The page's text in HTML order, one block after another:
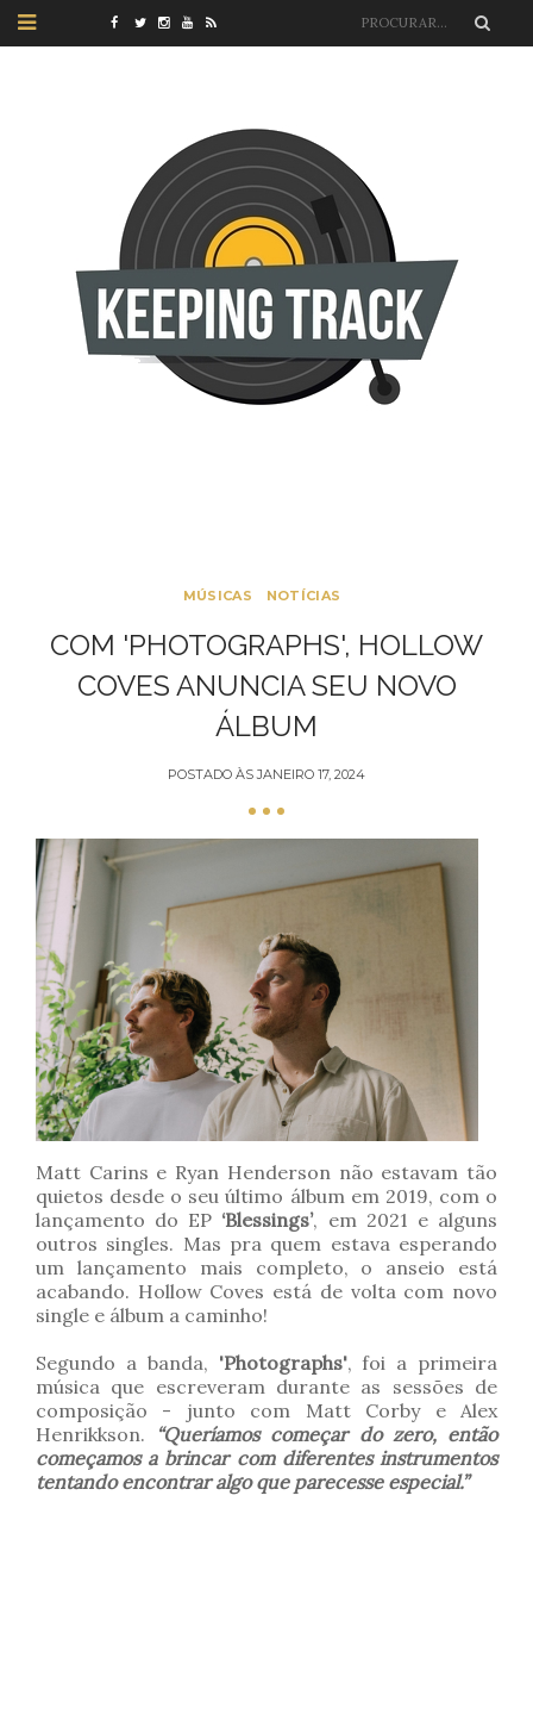
MÚSICAS NOTÍCIAS
COM 'PHOTOGRAPHS', HOLLOW
COVES ANUNCIA SEU NOVO
ÁLBUM
POSTADO ÀSJANEIRO 17, 2024
Matt Carins e Ryan Henderson não estavam tão
quietos desde o seu último álbum em 2019, com o
lançamento do EP ‘Blessings’, em 2021 e alguns
outros singles. Mas pra quem estava esperando
um lançamento mais completo, o anseio está
acabando. Hollow Coves está de volta com novo
single e álbum a caminho!
Segundo a banda, 'Photographs', foi a primeira
música que escreveram durante as sessões de
composição - junto com Matt Corby e Alex
Henrikkson.
“Queríamos começar do zero, então
começamos a brincar com diferentes instrumentos
tentando encontrar algo que parecesse especial.”